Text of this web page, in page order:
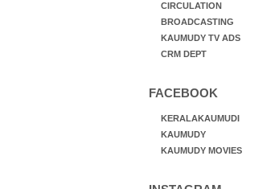
CIRCULATION
BROADCASTING
KAUMUDY TV ADS
CRM DEPT
FACEBOOK
KERALAKAUMUDI
KAUMUDY
KAUMUDY MOVIES